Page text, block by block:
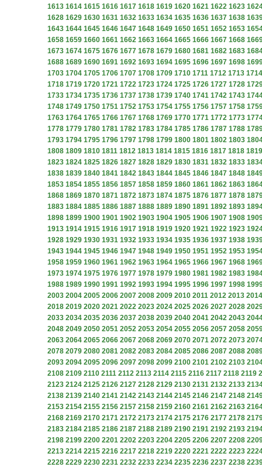
1613 1614 1615 1616 1617 1618 1619 1620 1621 1622 1623
1628 1629 1630 1631 1632 1633 1634 1635 1636 1637 1638
1643 1644 1645 1646 1647 1648 1649 1650 1651 1652 1653
1658 1659 1660 1661 1662 1663 1664 1665 1666 1667 1668
1673 1674 1675 1676 1677 1678 1679 1680 1681 1682 1683
1688 1689 1690 1691 1692 1693 1694 1695 1696 1697 1698
1703 1704 1705 1706 1707 1708 1709 1710 1711 1712 1713 1714
1718 1719 1720 1721 1722 1723 1724 1725 1726 1727 1728
1733 1734 1735 1736 1737 1738 1739 1740 1741 1742 1743
1748 1749 1750 1751 1752 1753 1754 1755 1756 1757 1758
1763 1764 1765 1766 1767 1768 1769 1770 1771 1772 1773
1778 1779 1780 1781 1782 1783 1784 1785 1786 1787 1788
1793 1794 1795 1796 1797 1798 1799 1800 1801 1802 1803
1808 1809 1810 1811 1812 1813 1814 1815 1816 1817 1818 1819
1823 1824 1825 1826 1827 1828 1829 1830 1831 1832 1833
1838 1839 1840 1841 1842 1843 1844 1845 1846 1847 1848
1853 1854 1855 1856 1857 1858 1859 1860 1861 1862 1863
1868 1869 1870 1871 1872 1873 1874 1875 1876 1877 1878
1883 1884 1885 1886 1887 1888 1889 1890 1891 1892 1893
1898 1899 1900 1901 1902 1903 1904 1905 1906 1907 1908
1913 1914 1915 1916 1917 1918 1919 1920 1921 1922 1923
1928 1929 1930 1931 1932 1933 1934 1935 1936 1937 1938
1943 1944 1945 1946 1947 1948 1949 1950 1951 1952 1953
1958 1959 1960 1961 1962 1963 1964 1965 1966 1967 1968
1973 1974 1975 1976 1977 1978 1979 1980 1981 1982 1983
1988 1989 1990 1991 1992 1993 1994 1995 1996 1997 1998
2003 2004 2005 2006 2007 2008 2009 2010 2011 2012 2013 2014
2018 2019 2020 2021 2022 2023 2024 2025 2026 2027 2028
2033 2034 2035 2036 2037 2038 2039 2040 2041 2042 2043
2048 2049 2050 2051 2052 2053 2054 2055 2056 2057 2058
2063 2064 2065 2066 2067 2068 2069 2070 2071 2072 2073
2078 2079 2080 2081 2082 2083 2084 2085 2086 2087 2088
2093 2094 2095 2096 2097 2098 2099 2100 2101 2102 2103
2108 2109 2110 2111 2112 2113 2114 2115 2116 2117 2118 2119
2123 2124 2125 2126 2127 2128 2129 2130 2131 2132 2133
2138 2139 2140 2141 2142 2143 2144 2145 2146 2147 2148
2153 2154 2155 2156 2157 2158 2159 2160 2161 2162 2163
2168 2169 2170 2171 2172 2173 2174 2175 2176 2177 2178
2183 2184 2185 2186 2187 2188 2189 2190 2191 2192 2193
2198 2199 2200 2201 2202 2203 2204 2205 2206 2207 2208
2213 2214 2215 2216 2217 2218 2219 2220 2221 2222 2223
2228 2229 2230 2231 2232 2233 2234 2235 2236 2237 2238